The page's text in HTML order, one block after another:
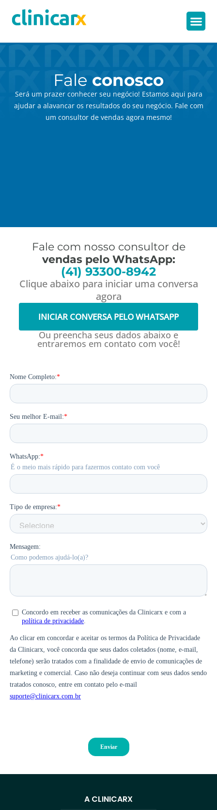
Fale conosco
Será um prazer conhecer seu negócio! Estamos aqui para
ajudar a alavancar os resultados do seu negócio. Fale com
um consultor de vendas agora mesmo!
Fale com nosso consultor de
vendas pelo WhatsApp:
(41) 93300-8942
Clique abaixo para iniciar uma conversa
agora
INICIAR CONVERSA PELO WHATSAPP
Ou preencha seus dados abaixo e
entraremos em contato com você!
A CLINICARX